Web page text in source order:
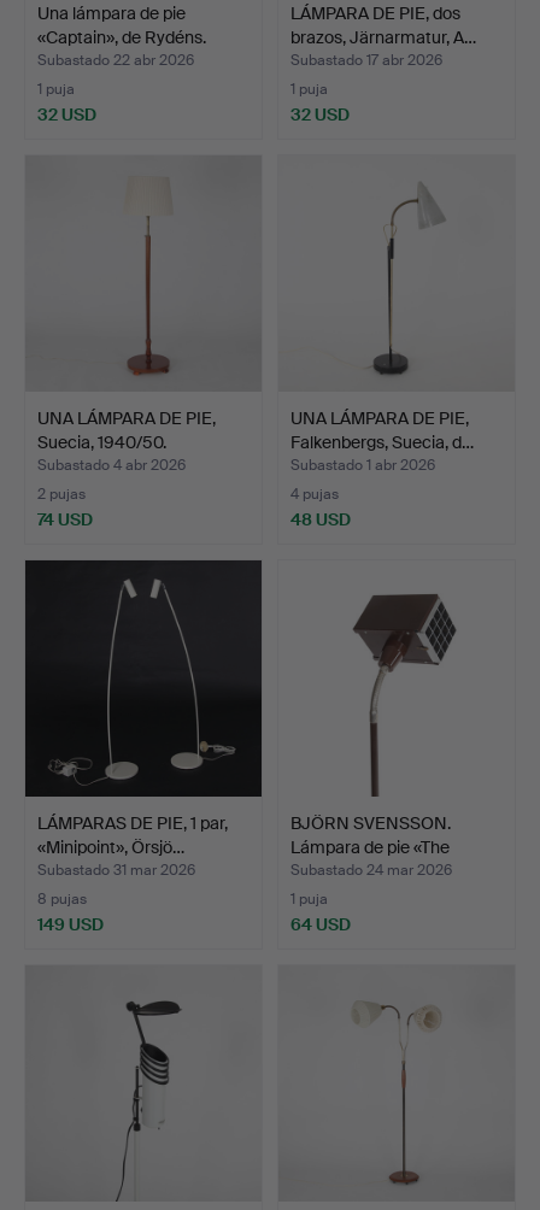
Una lámpara de pie
«Captain», de Rydéns.
Subastado 22 abr 2026
1 puja
32 USD
LÁMPARA DE PIE, dos
brazos, Järnarmatur, A…
Subastado 17 abr 2026
1 puja
32 USD
UNA LÁMPARA DE PIE,
Suecia, 1940/50.
Subastado 4 abr 2026
2 pujas
74 USD
UNA LÁMPARA DE PIE,
Falkenbergs, Suecia, d…
Subastado 1 abr 2026
4 pujas
48 USD
LÁMPARAS DE PIE, 1 par,
«Minipoint», Örsjö…
Subastado 31 mar 2026
8 pujas
149 USD
BJÖRN SVENSSON.
Lámpara de pie «The
Cube»,…
Subastado 24 mar 2026
1 puja
64 USD